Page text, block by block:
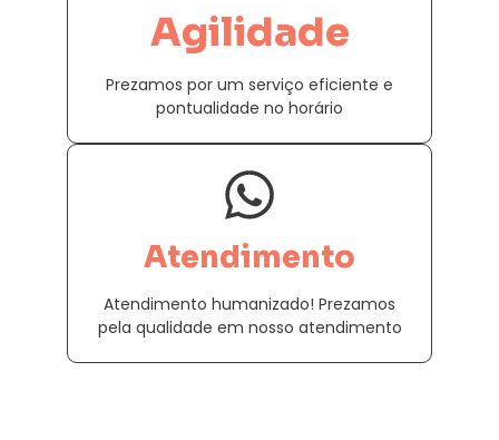
Agilidade
Prezamos por um serviço eficiente e
pontualidade no horário
Atendimento
Atendimento humanizado! Prezamos
pela qualidade em nosso atendimento